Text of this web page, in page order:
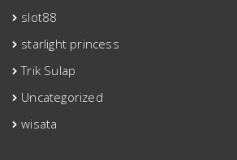
slot88
starlight princess
Trik Sulap
Uncategorized
wisata